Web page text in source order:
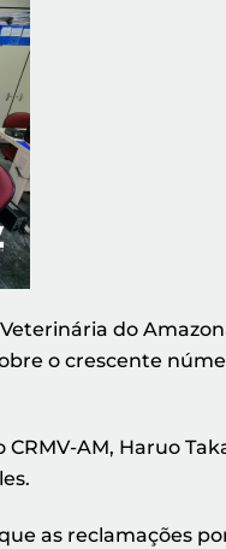
do
o crescente
AM, Haruo
as reclamações